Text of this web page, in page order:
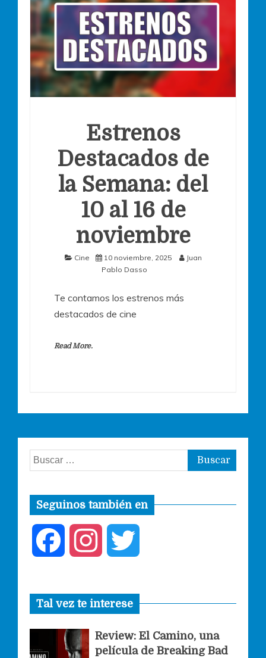
Estrenos
Destacados de
la Semana: del
10 al 16 de
noviembre
Cine 10 noviembre, 2025
Juan
Pablo Dasso
Te contamos los estrenos más
destacados de cine
Read More.
Buscar:
Seguinos también en
c
e
s
t
i
t
Tal vez te interese
Review: El Camino, una
película de Breaking Bad